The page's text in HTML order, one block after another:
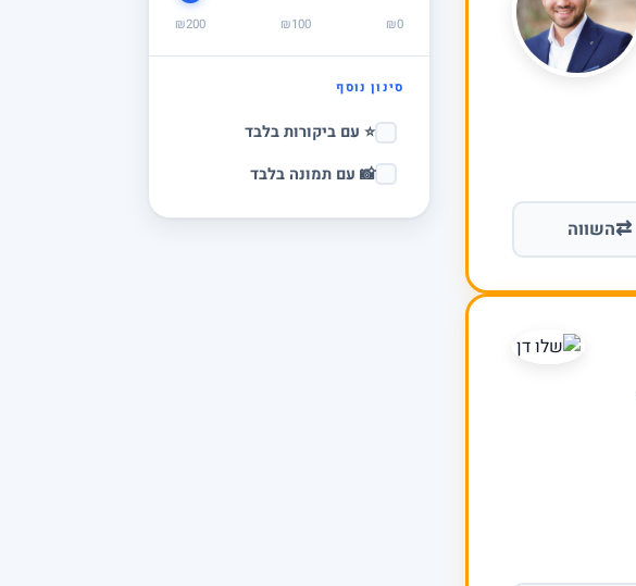
₪0
₪100
₪200
סינון נוסף
⭐ עם ביקורות בלבד
📸 עם תמונה בלבד
⇄השווה